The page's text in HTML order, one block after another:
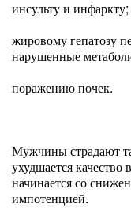
инсульту и инфаркту;
жировому гепатозу
нарушенные
поражению почек.
Мужчины страдают
ухудшается
начинается со
импотенцией.